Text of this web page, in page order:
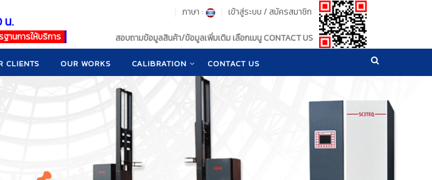
น.
านการให้บริการ
เข้าสู่ระบบ / สมัครสมาชิก
ภาษา :
สอบถามข้อมูลสินค้า/ข้อมูลเพิ่มเติม เลือกเมนู CONTACT US
CLIENTS OUR WORKS CALIBRATION CONTACT US